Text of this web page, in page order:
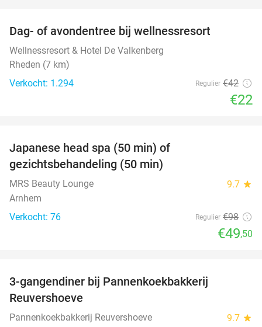
Dag- of avondentree bij wellnessresort
Wellnessresort & Hotel De Valkenberg
Rheden (7 km)
Verkocht: 1.294
Regulier €42
€22
Japanese head spa (50 min) of
gezichtsbehandeling (50 min)
MRS Beauty Lounge 9.7 star
Arnhem
Verkocht: 76
Regulier €98
€49,50
3-gangendiner bij Pannenkoekbakkerij
Reuvershoeve
Pannenkoekbakkerij Reuvershoeve 9.7 star